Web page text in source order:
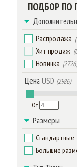
ПОДБОР ПО
Распродажа
Хит продаж
Новинка (2726)
ЦенаUSD (2986)
От
Размеры
Стандартные
Большие